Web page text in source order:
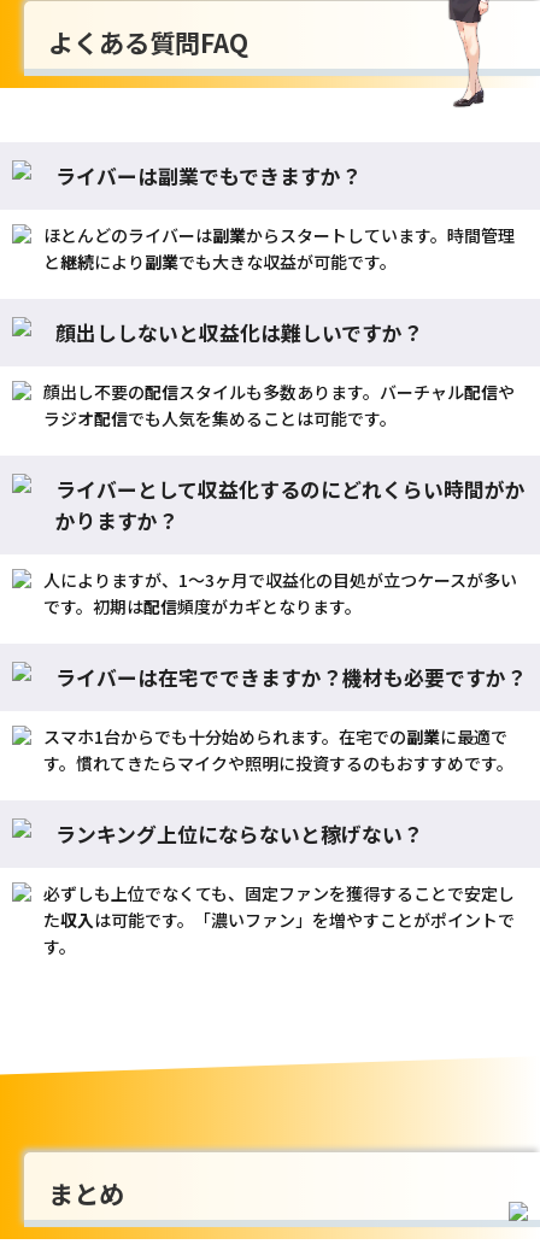
よくある質問FAQ
ライバーは副業でもできますか？
ほとんどのライバーは副業からスタートしています。時間管理
と継続により副業でも大きな収益が可能です。
顔出ししないと収益化は難しいですか？
顔出し不要の配信スタイルも多数あります。バーチャル配信や
ラジオ配信でも人気を集めることは可能です。
ライバーとして収益化するのにどれくらい時間がか
かりますか？
人によりますが、1〜3ヶ月で収益化の目処が立つケースが多い
です。初期は配信頻度がカギとなります。
ライバーは在宅でできますか？機材も必要ですか？
スマホ1台からでも十分始められます。在宅での副業に最適で
す。慣れてきたらマイクや照明に投資するのもおすすめです。
ランキング上位にならないと稼げない？
必ずしも上位でなくても、固定ファンを獲得することで安定し
た収入は可能です。「濃いファン」を増やすことがポイントで
す。
まとめ